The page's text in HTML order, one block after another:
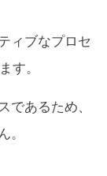
ィブなプロセ
す。
であるため、
。